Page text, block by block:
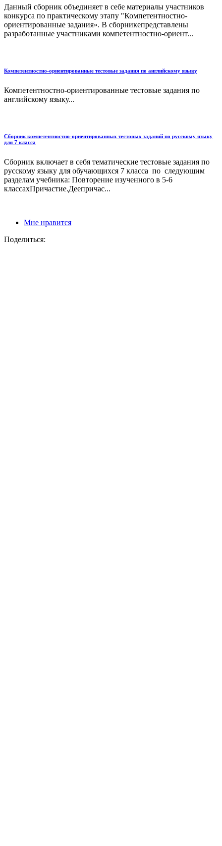
Данный сборник объединяет в себе материалы участников
конкурса по практическому этапу "Компетентностно-
ориентированные задания». В сборникепредставлены
разработанные участниками компетентностно-ориент...
Компетентностно-ориентированные тестовые задания по английскому языку
Компетентностно-ориентированные тестовые задания по
английскому языку...
Сборник компетентностно-ориентированных тестовых заданий по русскому языку
для 7 класса
Сборник включает в себя тематические тестовые задания по
русскому языку для обучающихся 7 класса по следующим
разделам учебника: Повторение изученного в 5-6
классахПричастие.Деепричас...
Мне нравится
Поделиться: